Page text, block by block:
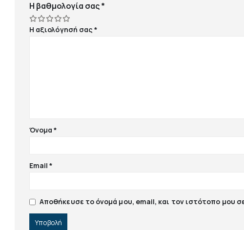
Η βαθμολογία σας*
Η αξιολόγησή σας*
Όνομα*
Email*
Αποθήκευσε το όνομά μου, email, και τον ιστότοπο μου